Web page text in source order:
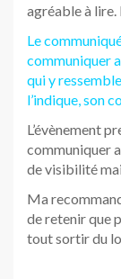
agréable à
Le
communiquer
qui y
l’indique, son
L’évènement
communiquer
de visibilité
Ma
de retenir que
tout sortir du